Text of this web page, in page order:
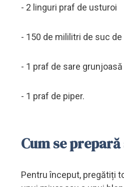
- 2 linguri praf de usturoi
- 150 de mililitri de suc de
- 1 praf de sare grunjoasă
- 1 praf de piper.
Cum se
Pentru început, pregătiți